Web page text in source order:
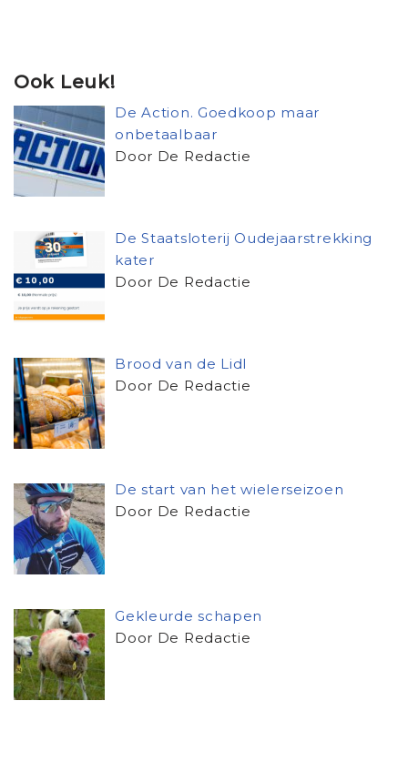
Ook Leuk!
De Action. Goedkoop maar
onbetaalbaar
Door De Redactie
De Staatsloterij Oudejaarstrekking
kater
Door De Redactie
Brood van de Lidl
Door De Redactie
De start van het wielerseizoen
Door De Redactie
Gekleurde schapen
Door De Redactie